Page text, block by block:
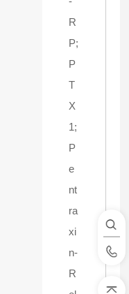
R
P;
P
T
X
1;
P
e
nt
ra
xi
n-
R